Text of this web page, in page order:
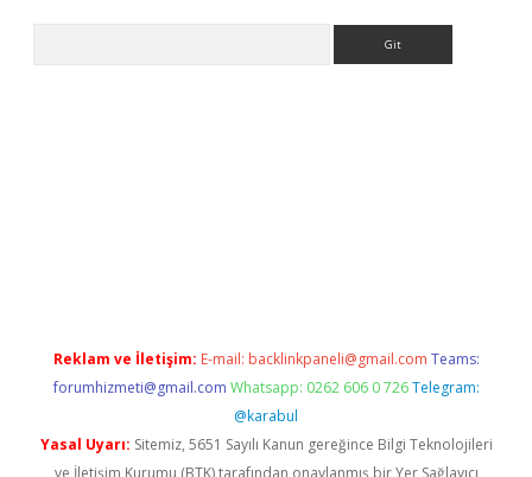
Reklam ve İletişim: E-mail: backlinkpaneli@gmail.com Teams:
forumhizmeti@gmail.com Whatsapp: 0262 606 0 726 Telegram:
@karabul
Yasal Uyarı: Sitemiz, 5651 Sayılı Kanun gereğince Bilgi Teknolojileri
ve İletişim Kurumu (BTK) tarafından onaylanmış bir Yer Sağlayıcı